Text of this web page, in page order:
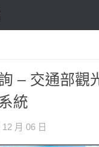
– 交通部觀
統
月 06 日